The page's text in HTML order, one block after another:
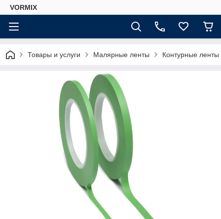
VORMIX
Товары и услуги Малярные ленты Контурные ленты